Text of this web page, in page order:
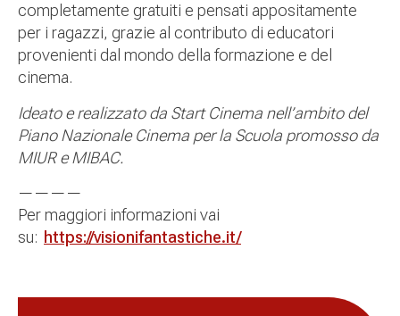
completamente gratuiti e pensati appositamente
per i ragazzi, grazie al contributo di educatori
provenienti dal mondo della formazione e del
cinema.
Ideato e realizzato da Start Cinema nell’ambito del
Piano Nazionale Cinema per la Scuola promosso da
MIUR e MIBAC.
————
Per maggiori informazioni vai
su: https://visionifantastiche.it/